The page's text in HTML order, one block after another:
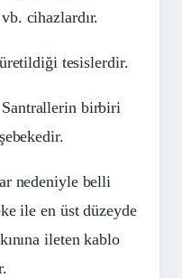
cihazlardır.
tesislerdir.
birbiri
nedeniyle belli
ile en üst düzeyde
ileten kablo